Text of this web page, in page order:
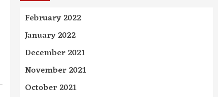
February 2022
January 2022
December 2021
November 2021
October 2021